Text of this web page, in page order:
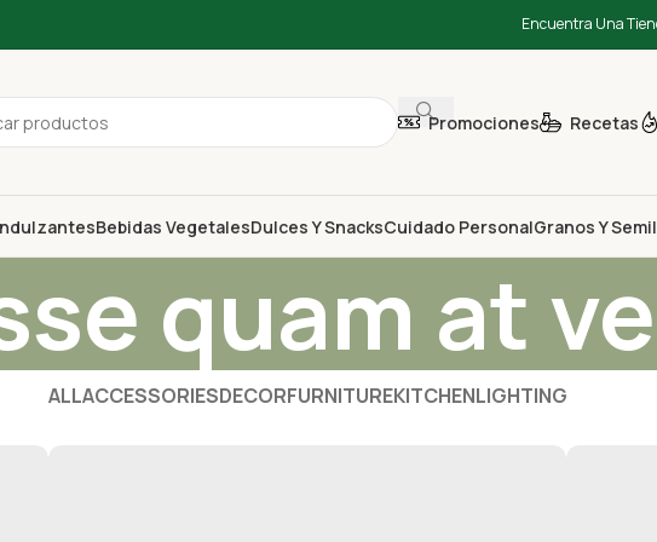
Encuentra Una
Promociones Recetas
Bebidas VegetalesDulces Y SnacksCuidado PersonalGranos Y
quam at
ALLACCESSORIESDECORFURNITUREKITCHENLIGHTING